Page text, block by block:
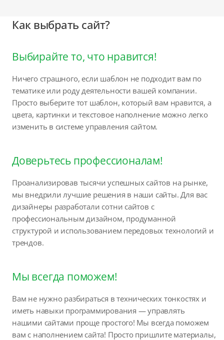
Как выбрать сайт?
Выбирайте то, что нравится!
Ничего страшного, если шаблон не подходит вам по
тематике или роду деятельности вашей компании.
Просто выберите тот шаблон, который вам нравится, а
цвета, картинки и текстовое наполнение можно легко
изменить в системе управления сайтом.
Доверьтесь профессионалам!
Проанализировав тысячи успешных сайтов на рынке,
мы внедрили лучшие решения в наши сайты. Для вас
дизайнеры разработали сотни сайтов с
профессиональным дизайном, продуманной
структурой и использованием передовых технологий и
трендов.
Мы всегда поможем!
Вам не нужно разбираться в технических тонкостях и
иметь навыки программирования — управлять
нашими сайтами проще простого! Мы всегда поможем
вам с наполнением сайта! Просто пришлите материалы,